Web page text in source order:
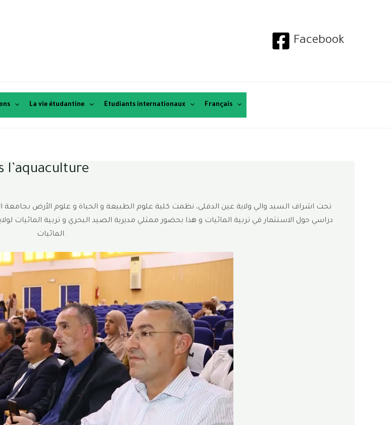
Facebook
La vie étudantine Etudiants internationaux Français
l’aquaculture
دراسي حول الاستثمار في تربية المائيات و هذا بحضور ممثلي مديرية الصيد البحري و تربية المائيات
المائيات.